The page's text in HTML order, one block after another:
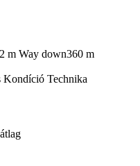
m Way down360 m
Kondíció Technika
átlag